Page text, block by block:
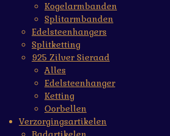
Kogelarmbanden
Splitarmbanden
Edelsteenhangers
Splitketting
925 Zilver Sieraad
Alles
Edelsteenhanger
Ketting
Oorbellen
Verzorgingsartikelen